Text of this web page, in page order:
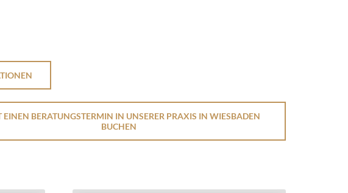
EINEN BERATUNGSTERMIN IN UNSERER PRAXIS IN WIESBADEN
BUCHEN